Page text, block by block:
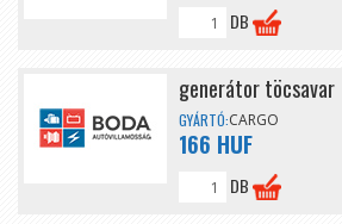
DB
generátor töcsavar
GYÁRTÓ:CARGO
166 HUF
DB